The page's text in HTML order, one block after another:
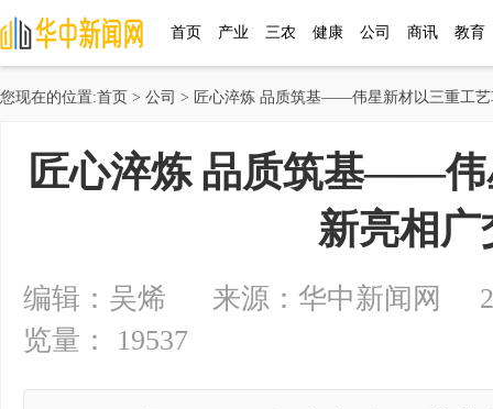
首页 产业 三农 健康 公司 商讯 教育
您现在的位置:首页 > 公司 > 匠心淬炼 品质筑基——伟星新材以三重工艺
匠心淬炼 品质筑基——伟
新亮相广
编辑：吴烯 来源：华中新闻网
览量： 19537